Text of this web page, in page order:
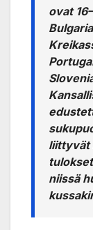
ovat
liittyvät
niissä